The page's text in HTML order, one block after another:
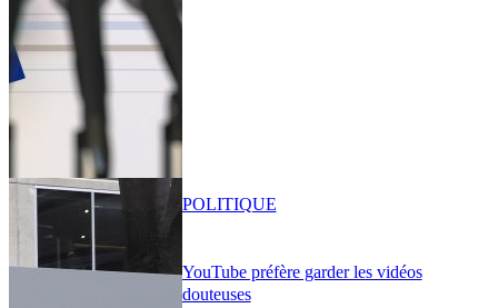
YouTube préfère garder les vidéos
douteuses
POLITIQUE